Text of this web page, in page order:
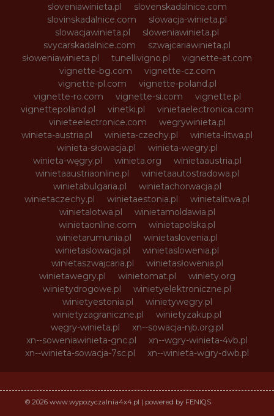
sloveniawinieta.pl
slovenskadalnice.com
slovinskadalnice.com
slowacja-winieta.pl
slowacjawinieta.pl
sloweniawinieta.pl
svycarskadalnice.com
szwajcariawinieta.pl
słoweniawinieta.pl
tunellivigno.pl
vignette-at.com
vignette-bg.com
vignette-cz.com
vignette-pl.com
vignette-poland.pl
vignette-ro.com
vignette-si.com
vignette.pl
vignettepoland.pl
vinetki.pl
vinietaelectronica.com
vinieteelectronice.com
wegrywinieta.pl
winieta-austria.pl
winieta-czechy.pl
winieta-litwa.pl
winieta-słowacja.pl
winieta-wegry.pl
winieta-węgry.pl
winieta.org
winietaaustria.pl
winietaaustriaonline.pl
winietaautostradowa.pl
winietabulgaria.pl
winietachorwacja.pl
winietaczechy.pl
winietaestonia.pl
winietalitwa.pl
winietalotwa.pl
winietamoldawia.pl
winietaonline.com
winietapolska.pl
winietarumunia.pl
winietaslovenia.pl
winietaslowacja.pl
winietaslowenia.pl
winietaszwajcaria.pl
winietasłowenia.pl
winietawegry.pl
winietomat.pl
winiety.org
winietydrogowe.pl
winietyelektroniczne.pl
winietyestonia.pl
winietywegry.pl
winietyzagraniczne.pl
winietyzakup.pl
węgry-winieta.pl
xn--sowacja-njb.org.pl
xn--soweniawinieta-gnc.pl
xn--wgry-winieta-4vb.pl
xn--winieta-sowacja-7sc.pl
xn--winieta-wgry-dwb.pl
© 2026 www.wypozyczalnia4x4.pl | powered by FENIQS